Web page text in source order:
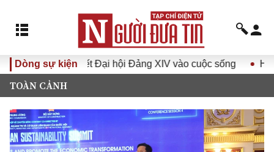
Dòng sự kiện
quyết Đại hội Đảng XIV vào cuộc sống Hướng tới Đại
TOÀN CẢNH